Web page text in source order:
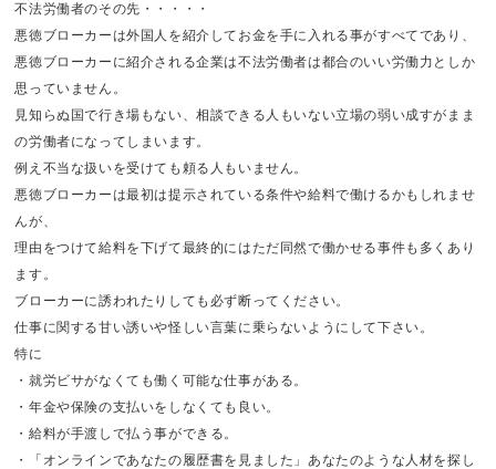
不法労働者のその先・・・・・
悪徳ブローカーは外国人を紹介してお金を手に入れる事がすべてであり、
悪徳ブローカーに紹介される企業は不法労働者は都合のいい労働力としか
思っていません。
見知らぬ国で行き場もない、相談できる人もいない立場の弱い成すがまま
の労働者になってしまいます。
例え不当な扱いを受けても頼る人もいません。
悪徳ブローカーは最初は提示されている条件や給料で働けるかもしれませ
んが、
理由をつけて給料を下げて最終的にはただ同然で働かせる事件も多くあり
ます。
ブローカーに誘われたりしても必ず断ってください。
仕事に関する甘い誘いや怪しい言葉に乗らないようにして下さい。
特に
・就労ビサがなくても働く可能な仕事がある。
・年金や保険の支払いをしなくても良い。
・給料が手渡しで払う事ができる。
・「オンラインであなたの履歴書を見ました」あなたのような人材を探し